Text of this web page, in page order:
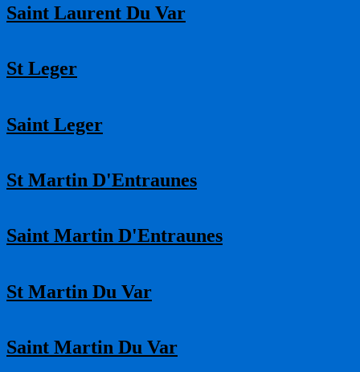
Saint Laurent Du Var
St Leger
Saint Leger
St Martin D'Entraunes
Saint Martin D'Entraunes
St Martin Du Var
Saint Martin Du Var